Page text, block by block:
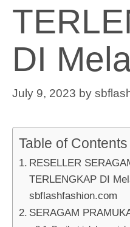
DI
July 9, 2023 by
Table of Contents
RESELLER
TERLENGKAP DI
sbflashfashion.com
SERAGAM